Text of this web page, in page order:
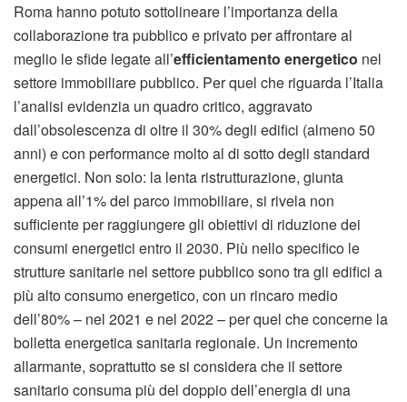
Roma hanno potuto sottolineare l’importanza della
collaborazione tra pubblico e privato per affrontare al
meglio le sfide legate all’efficientamento energetico nel
settore immobiliare pubblico. Per quel che riguarda l’Italia
l’analisi evidenzia un quadro critico, aggravato
dall’obsolescenza di oltre il 30% degli edifici (almeno 50
anni) e con performance molto al di sotto degli standard
energetici. Non solo: la lenta ristrutturazione, giunta
appena all’1% del parco immobiliare, si rivela non
sufficiente per raggiungere gli obiettivi di riduzione dei
consumi energetici entro il 2030. Più nello specifico le
strutture sanitarie nel settore pubblico sono tra gli edifici a
più alto consumo energetico, con un rincaro medio
dell’80% – nel 2021 e nel 2022 – per quel che concerne la
bolletta energetica sanitaria regionale. Un incremento
allarmante, soprattutto se si considera che il settore
sanitario consuma più del doppio dell’energia di una